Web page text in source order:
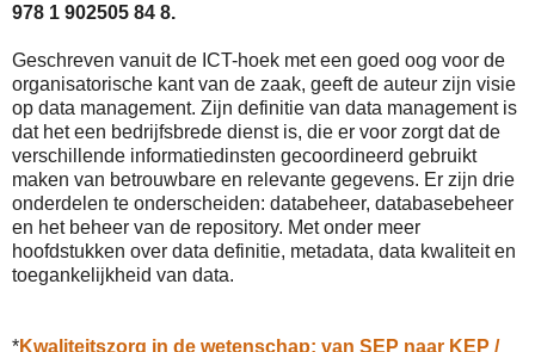
978 1 902505 84 8.
Geschreven vanuit de ICT-hoek met een goed oog voor de
organisatorische kant van de zaak, geeft de auteur zijn visie
op data management. Zijn definitie van data management is
dat het een bedrijfsbrede dienst is, die er voor zorgt dat de
verschillende informatiedinsten gecoordineerd gebruikt
maken van betrouwbare en relevante gegevens. Er zijn drie
onderdelen te onderscheiden: databeheer, databasebeheer
en het beheer van de repository. Met onder meer
hoofdstukken over data definitie, metadata, data kwaliteit en
toegankelijkheid van data.
*Kwaliteitszorg in de wetenschap: van SEP naar KEP /